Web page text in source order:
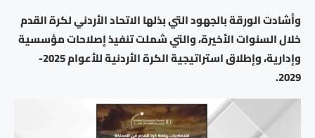
وأشادت الورقة بالجهود التي بذلها الاتحاد الأردني لكرة القدم
خلال السنوات الأخيرة، والتي شملت تنفيذ إصلاحات مؤسسية
وإدارية، وإطلاق استراتيجية الكرة الأردنية للأعوام 2025-
2029.